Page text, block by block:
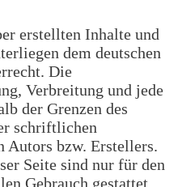
erstellten Inhalte und
dem deutschen
Die
Verbreitung und jede
der Grenzen des
schriftlichen
Autors bzw. Erstellers.
Seite sind nur für den
Gebrauch gestattet.